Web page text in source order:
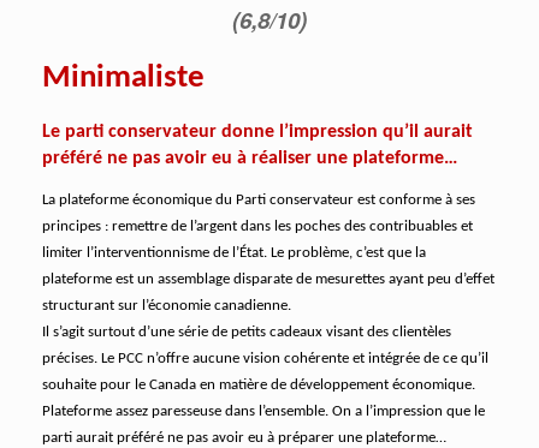
(6,8/10)
Minimaliste
Le parti conservateur donne l’impression qu’il aurait
préféré ne pas avoir eu à réaliser une plateforme…
La plateforme économique du Parti conservateur est conforme à ses
principes : remettre de l’argent dans les poches des contribuables et
limiter l’interventionnisme de l’État. Le problème, c’est que la
plateforme est un assemblage disparate de mesurettes ayant peu d’effet
structurant sur l’économie canadienne.
Il s’agit surtout d’une série de petits cadeaux visant des clientèles
précises. Le PCC n’offre aucune vision cohérente et intégrée de ce qu’il
souhaite pour le Canada en matière de développement économique.
Plateforme assez paresseuse dans l’ensemble. On a l’impression que le
parti aurait préféré ne pas avoir eu à préparer une plateforme…